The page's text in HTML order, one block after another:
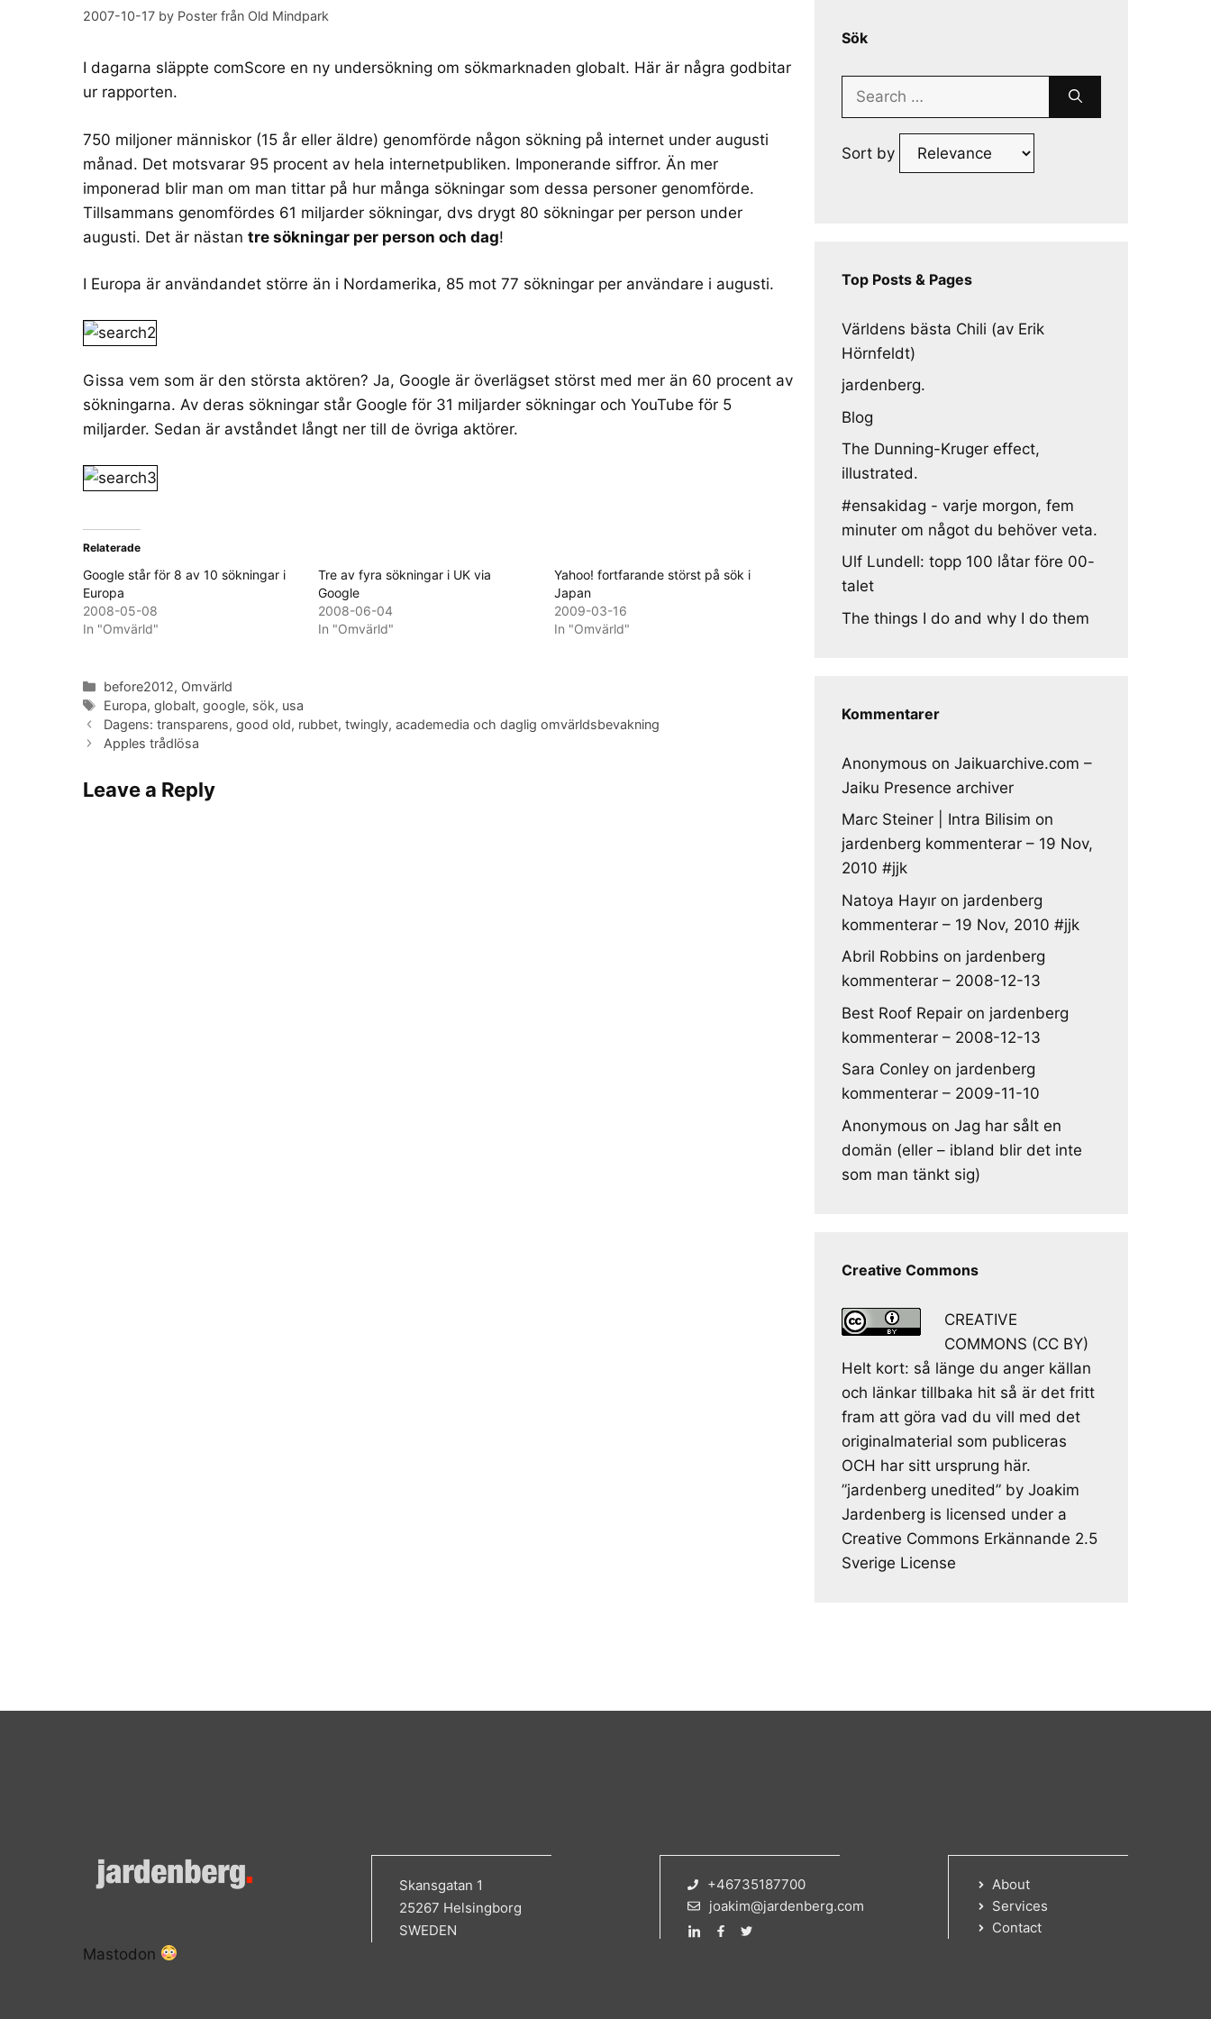
2007-10-17 by Poster från Old Mindpark
I dagarna släppte comScore en ny undersökning om sökmarknaden globalt. Här är några godbitar
ur rapporten.
750 miljoner människor (15 år eller äldre) genomförde någon sökning på internet under augusti
månad. Det motsvarar 95 procent av hela internetpubliken. Imponerande siffror. Än mer
imponerad blir man om man tittar på hur många sökningar som dessa personer genomförde.
Tillsammans genomfördes 61 miljarder sökningar, dvs drygt 80 sökningar per person under
augusti. Det är nästan tre sökningar per person och dag!
I Europa är användandet större än i Nordamerika, 85 mot 77 sökningar per användare i augusti.
Gissa vem som är den största aktören? Ja, Google är överlägset störst med mer än 60 procent av
sökningarna. Av deras sökningar står Google för 31 miljarder sökningar och YouTube för 5
miljarder. Sedan är avståndet långt ner till de övriga aktörer.
Relaterade
Google står för 8 av 10 sökningar i
Europa
2008-05-08
In "Omvärld"
Tre av fyra sökningar i UK via
Google
2008-06-04
In "Omvärld"
Yahoo! fortfarande störst på sök i
Japan
2009-03-16
In "Omvärld"
Categories
before2012, Omvärld
Tags
Europa,globalt,google, sök, usa
Dagens: transparens, good old, rubbet, twingly, academedia och daglig omvärldsbevakning
Apples trådlösa
Leave a Reply
Sök
Search
Sort by
Top Posts & Pages
Världens bästa Chili (av Erik
Hörnfeldt)
jardenberg.
Blog
The Dunning-Kruger effect,
illustrated.
#ensakidag - varje morgon, fem
minuter om något du behöver veta.
Ulf Lundell: topp 100 låtar före 00-
talet
The things I do and why I do them
Kommentarer
Anonymous on Jaikuarchive.com –
Jaiku Presence archiver
Marc Steiner | Intra Bilisim on
jardenberg kommenterar – 19 Nov,
2010 #jjk
Natoya Hayır on jardenberg
kommenterar – 19 Nov, 2010 #jjk
Abril Robbins on jardenberg
kommenterar – 2008-12-13
Best Roof Repair on jardenberg
kommenterar – 2008-12-13
Sara Conley on jardenberg
kommenterar – 2009-11-10
Anonymous on Jag har sålt en
domän (eller – ibland blir det inte
som man tänkt sig)
Creative Commons
CREATIVE
COMMONS (CC BY)
Helt kort: så länge du anger källan
och länkar tillbaka hit så är det fritt
fram att göra vad du vill med det
originalmaterial som publiceras
OCH har sitt ursprung här.
”jardenberg unedited” by Joakim
Jardenberg is licensed under a
Creative Commons Erkännande 2.5
Sverige License
Skansgatan 1
25267 Helsingborg
SWEDEN
+46735187700
joakim@jardenberg.com
About
Services
Contact
Mastodon